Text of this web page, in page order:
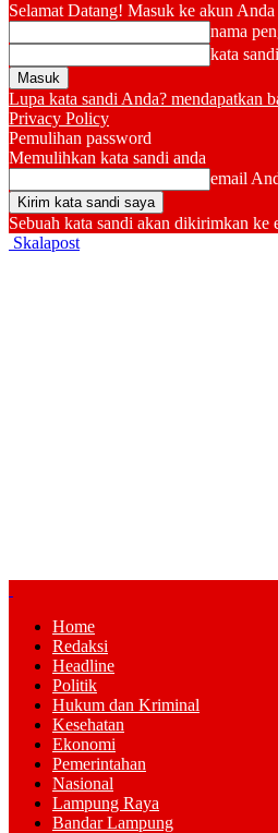
Selamat Datang! Masuk ke akun Anda
nama
kata
Lupa kata sandi Anda? mendapatkan
Privacy Policy
Pemulihan password
Memulihkan kata sandi anda
email
Sebuah kata sandi akan dikirimkan ke
Skalapost
Home
Redaksi
Headline
Politik
Hukum dan Kriminal
Kesehatan
Ekonomi
Pemerintahan
Nasional
Lampung Raya
Bandar Lampung